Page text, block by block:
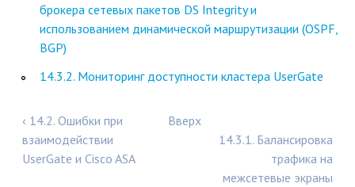
брокера сетевых пакетов DS Integrity и
использованием динамической маршрутизации (OSPF,
BGP)
14.3.2. Мониторинг доступности кластера UserGate
‹ 14.2. Ошибки при
взаимодействии
UserGate и Cisco ASA
Вверх
14.3.1. Балансировка
трафика на
межсетевые экраны